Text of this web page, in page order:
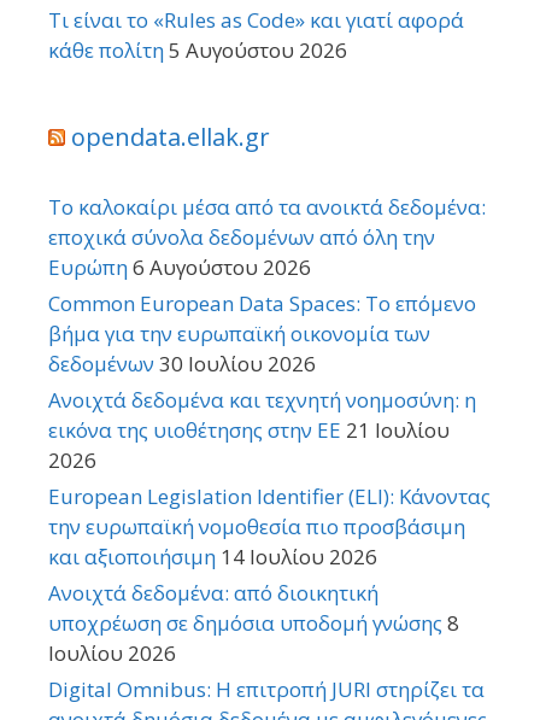
Τι είναι το «Rules as Code» και γιατί αφορά
κάθε πολίτη5 Αυγούστου 2026
opendata.ellak.gr
Το καλοκαίρι μέσα από τα ανοικτά δεδομένα:
εποχικά σύνολα δεδομένων από όλη την
Ευρώπη6 Αυγούστου 2026
Common European Data Spaces: Το επόμενο
βήμα για την ευρωπαϊκή οικονομία των
δεδομένων 30 Ιουλίου 2026
Ανοιχτά δεδομένα και τεχνητή νοημοσύνη: η
εικόνα της υιοθέτησης στην ΕΕ 21 Ιουλίου
2026
European Legislation Identifier (ELI): Κάνοντας
την ευρωπαϊκή νομοθεσία πιο προσβάσιμη
και αξιοποιήσιμη 14 Ιουλίου 2026
Ανοιχτά δεδομένα: από διοικητική
υποχρέωση σε δημόσια υποδομή γνώσης 8
Ιουλίου 2026
Digital Omnibus: Η επιτροπή JURI στηρίζει τα